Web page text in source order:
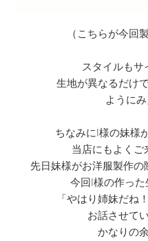
（こちらが今回
スタイルもサ
生地が異なるだけ
ように
ちなみにI様の妹様
当店にもよくご
先日妹様がお洋服製作
今回I様の作った
「やはり姉妹だね
お話させて
かなりの